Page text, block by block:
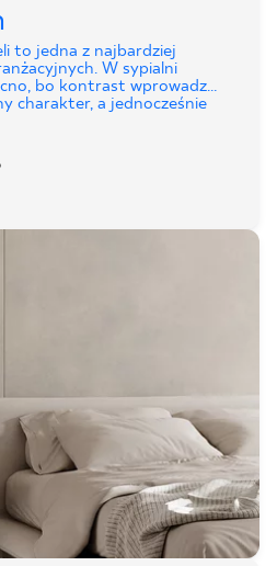
to jedna z najbardziej
W sypialni
bo kontrast wprowadza
charakter, a jednocześnie
operowanie
światłem, by stworzyć
klimacie.